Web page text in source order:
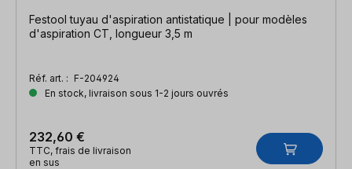
Festool tuyau d'aspiration antistatique | pour modèles
d'aspiration CT, longueur 3,5 m
Réf. art. : F-204924
En stock, livraison sous 1-2 jours ouvrés
232,60 €
TTC, frais de livraison
en sus